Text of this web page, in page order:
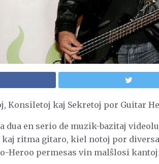
Konsiletoj kaj Sekretoj por Guitar
dua en serio de muzik-bazitaj
ritma gitaro, kiel notoj por
Heroo permesas vin malŝlosi